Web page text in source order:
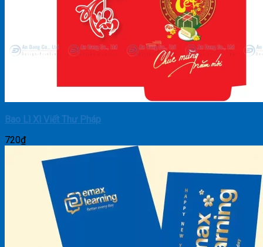
Bao Lì Xì Viết Thư Pháp
720₫